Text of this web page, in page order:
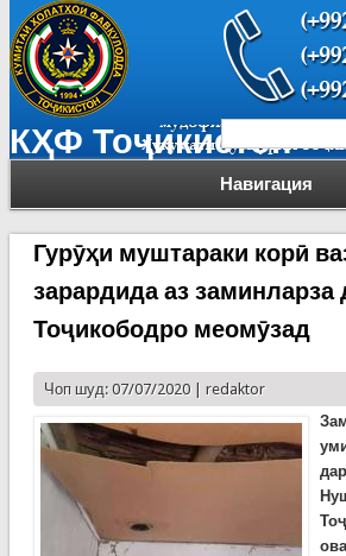
КҲФ Тоҷикистон
Навигация
Форма
Гурӯҳи муштараки корӣ
зарардида аз заминларза
Тоҷикободро меомӯзад
Чоп шуд: 07/07/2020 | redaktor